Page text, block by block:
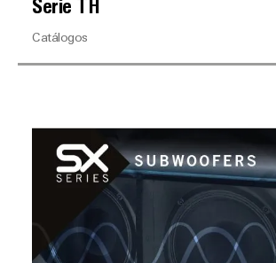
Serie TH
Catálogos